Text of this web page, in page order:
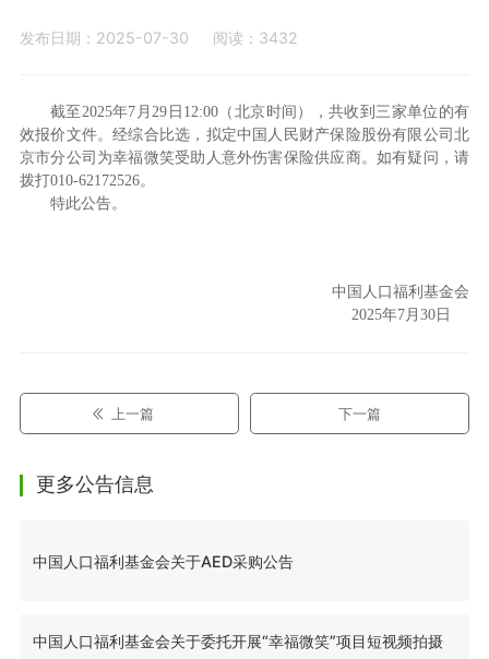
发布日期：2025-07-30 阅读：3432
截至2025年7月29日12:00（北京时间），共收到三家单位的有
效报价文件。经综合比选，拟定中国人民财产保险股份有限公司北
京市分公司为幸福微笑受助人意外伤害保险供应商。如有疑问，请
拨打010-62172526。
特此公告。
中国人口福利基金会
2025年7月30日
上一篇 下一篇
更多公告信息
中国人口福利基金会关于AED采购公告
中国人口福利基金会关于委托开展“幸福微笑”项目短视频拍摄